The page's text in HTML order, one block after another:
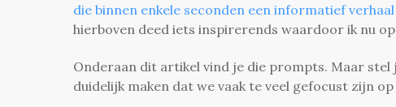
die binnen enkele seconden een informatief
hierboven deed iets inspirerends waardoor ik nu
Onderaan dit artikel vind je die prompts. Maar
duidelijk maken dat we vaak te veel gefocust zijn op